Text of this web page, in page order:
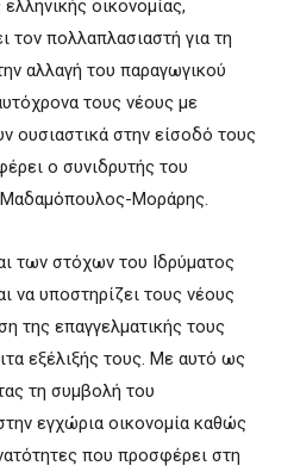
οικονομίας,
τον πολλαπλασιαστή για τη
αλλαγή του παραγωγικού
τους νέους με
ουσιαστικά στην είσοδό τους
ο συνιδρυτής του
Μοράρης.
των στόχων του Ιδρύματος
να υποστηρίζει τους νέους
της επαγγελματικής τους
εξέλιξής τους. Με αυτό ως
τη συμβολή του
εγχώρια οικονομία καθώς
που προσφέρει στη